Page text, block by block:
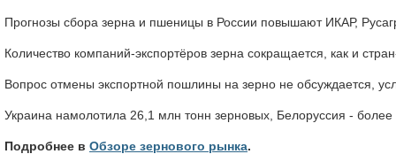
Прогнозы сбора зерна и пшеницы в России повышают ИКАР,
Количество компаний-экспортёров зерна сокращается, как и
Вопрос отмены экспортной пошлины на зерно не обсуждается,
Украина намолотила 26,1 млн тонн зерновых, Белоруссия -
Подробнее в Обзоре зернового рынка.